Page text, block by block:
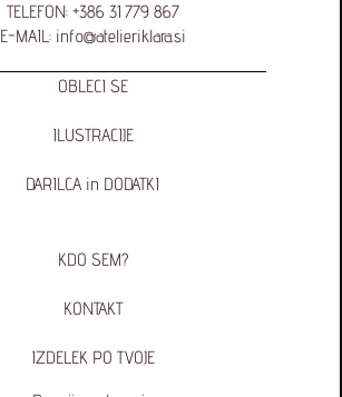
TELEFON: +386 31 779 867
E-MAIL: info@atelieriklara.si
OBLECI SE
ILUSTRACIJE
DARILCA in DODATKI
KDO SEM?
KONTAKT
IZDELEK PO TVOJE